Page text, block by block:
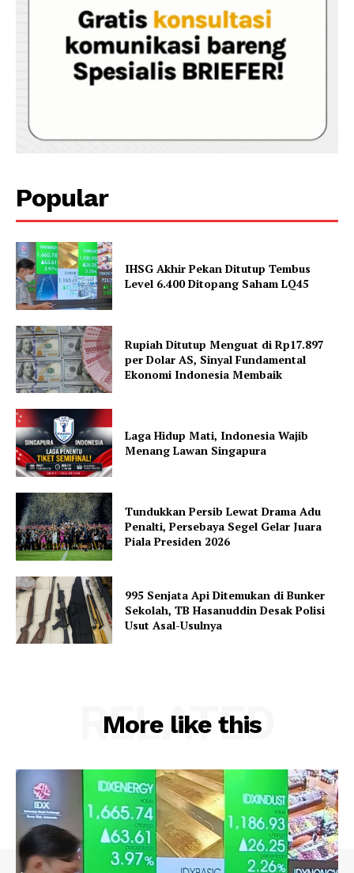
Popular
IHSG Akhir Pekan Ditutup Tembus
Level 6.400 Ditopang Saham LQ45
Rupiah Ditutup Menguat di Rp17.897
per Dolar AS, Sinyal Fundamental
Ekonomi Indonesia Membaik
Laga Hidup Mati, Indonesia Wajib
Menang Lawan Singapura
Tundukkan Persib Lewat Drama Adu
Penalti, Persebaya Segel Gelar Juara
Piala Presiden 2026
995 Senjata Api Ditemukan di Bunker
Sekolah, TB Hasanuddin Desak Polisi
Usut Asal-Usulnya
More like this
RELATED